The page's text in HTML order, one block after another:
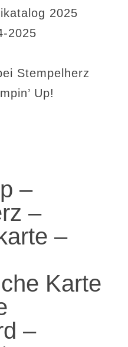
2025
2025
Stempelherz
Up!
–
–
–
Karte
–